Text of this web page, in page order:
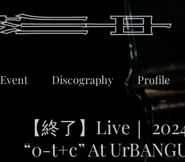
Event Discography Profile
【終了】Live｜
“0-t+c” At